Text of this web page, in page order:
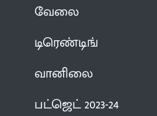
வேலை
டிரெண்டிங்
வானிலை
பட்ஜெட் 2023-24